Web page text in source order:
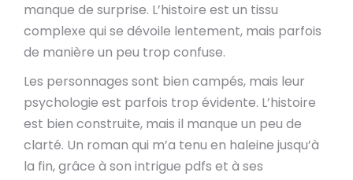
manque de surprise. L’histoire est un tissu
complexe qui se dévoile lentement, mais parfois
de manière un peu trop confuse.
Les personnages sont bien campés, mais leur
psychologie est parfois trop évidente. L’histoire
est bien construite, mais il manque un peu de
clarté. Un roman qui m’a tenu en haleine jusqu’à
la fin, grâce à son intrigue pdfs et à ses